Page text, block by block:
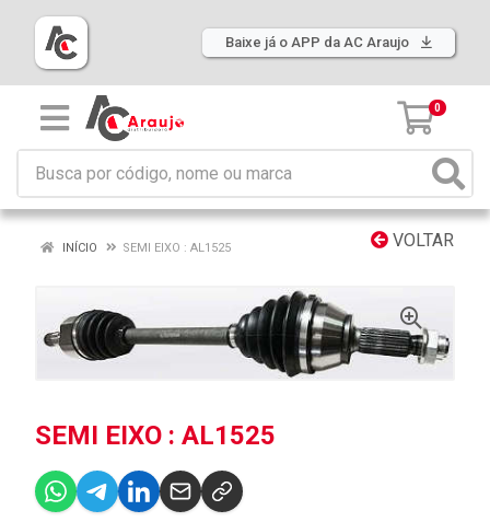
Baixe já o APP da AC Araujo
0
VOLTAR
INÍCIO SEMI EIXO : AL1525
SEMI EIXO : AL1525